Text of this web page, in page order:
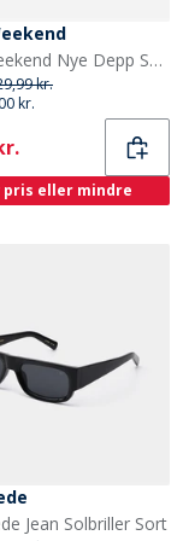
MessyWeekend Nye Depp Solbriller Champagne
kr.
kr.
pris eller mindre
Jean Solbriller Sort